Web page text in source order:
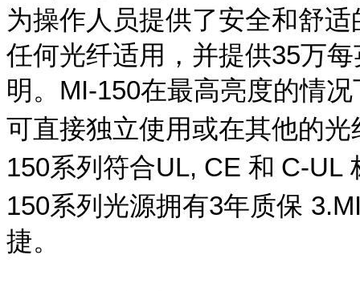
为操作人员提供了安全和舒
任何光纤适用，并提供35万每
明。 MI-150在最高亮度的情
可直接独立使用或在其他的
150系列符合UL, CE 和 C-UL
150系列光源拥有3年质保
捷。